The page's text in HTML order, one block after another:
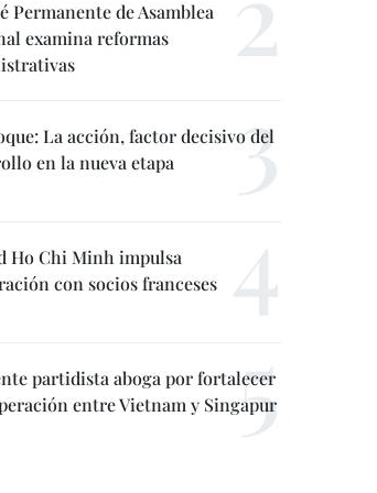
Permanente de Asamblea
examina reformas
La acción, factor decisivo del
en la nueva etapa
Ho Chi Minh impulsa
con socios franceses
partidista aboga por fortalecer
entre Vietnam y Singapur